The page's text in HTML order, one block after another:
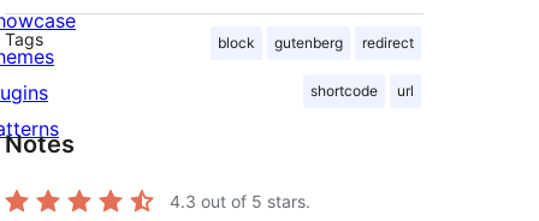
Tags block gutenberg redirect
shortcode url
Notes
4.3 out of 5 stars.